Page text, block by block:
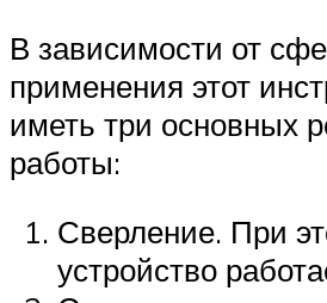
В зависимости от
применения этот
иметь три основных
работы:
Сверление. При
устройство